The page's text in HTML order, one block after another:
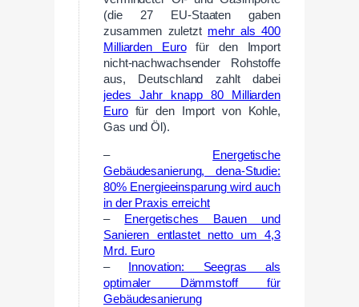
(die 27 EU-Staaten gaben
zusammen zuletzt mehr als 400
Milliarden Eurofür den Import
nicht-nachwachsender Rohstoffe
aus, Deutschland zahlt dabei
jedes Jahr knapp 80 Milliarden
Eurofür den Import von Kohle,
Gas und Öl).
–
Energetische
Gebäudesanierung, dena-Studie:
80% Energieeinsparung wird auch
in der Praxis erreicht
–
Energetisches Bauen und
Sanieren entlastet netto um 4,3
Mrd. Euro
–
Innovation: Seegras als
optimaler Dämmstoff für
Gebäudesanierung